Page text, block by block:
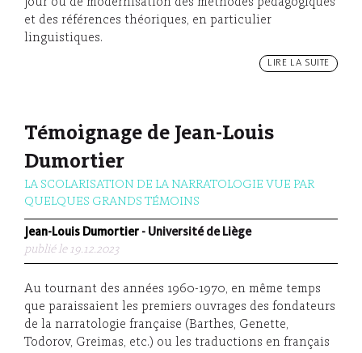
jour ou de modernisation des méthodes pédagogiques
et des références théoriques, en particulier
linguistiques.
LIRE LA SUITE
Témoignage de Jean-Louis
Dumortier
LA SCOLARISATION DE LA NARRATOLOGIE VUE PAR
QUELQUES GRANDS TÉMOINS
Jean-Louis Dumortier - Université de Liège
publié le 19.12.2023
Au tournant des années 1960-1970, en même temps
que paraissaient les premiers ouvrages des fondateurs
de la narratologie française (Barthes, Genette,
Todorov, Greimas, etc.) ou les traductions en français